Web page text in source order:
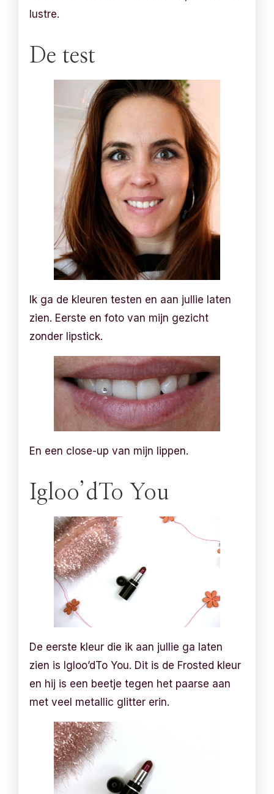
lustre.
De test
Ik ga de kleuren testen en aan jullie laten
zien. Eerste en foto van mijn gezicht
zonder lipstick.
En een close-up van mijn lippen.
Igloo’dTo You
De eerste kleur die ik aan jullie ga laten
zien is Igloo’dTo You. Dit is de Frosted kleur
en hij is een beetje tegen het paarse aan
met veel metallic glitter erin.